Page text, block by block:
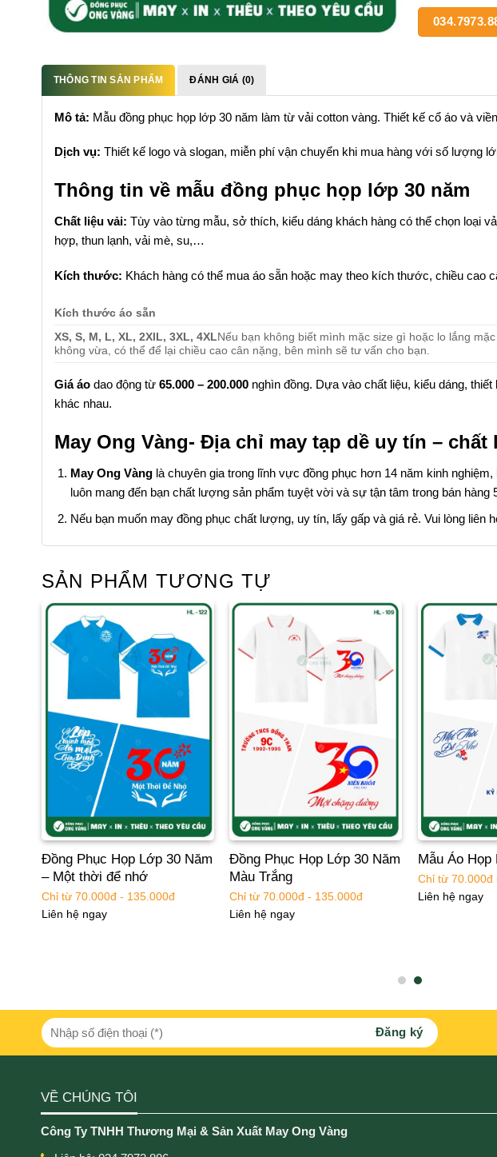
THÔNG TIN SẢN PHẨM ĐÁNH GIÁ (0)
Mô tả: Mẫu đồng phục họp lớp 30 năm làm từ vải cotton vàng. Thiết kế cổ áo và
Dịch vụ: Thiết kế logo và slogan, miễn phí vận chuyển khi mua hàng với số lượng
Thông tin về mẫu đồng phục họp lớp 30 năm
Chất liệu vải: Tùy vào từng mẫu, sở thích, kiểu dáng khách hàng có thể chọn loại
hợp, thun lạnh, vải mè, su,…
Kích thước: Khách hàng có thể mua áo sẵn hoặc may theo kích thước, chiều cao
Kích thước áo sẵn
XS, S, M, L, XL, 2XlL, 3XL, 4XL Nếu bạn không biết mình mặc size gì hoặc lo lắng mặc
không vừa, có thể để lại chiều cao cân nặng, bên mình sẽ tư vấn cho bạn.
Giá áo dao động từ 65.000 – 200.000 nghìn đồng. Dựa vào chất liệu, kiểu dáng,
khác nhau.
May Ong Vàng- Địa chỉ may tạp dề uy tín –
May Ong Vànglà chuyên gia trong lĩnh vực đồng phục hơn 14 năm kinh
luôn mang đến bạn chất lượng sản phẩm tuyệt vời và sự tận tâm trong bán hàng
Nếu bạn muốn may đồng phục chất lượng, uy tín, lấy gấp và giá rẻ. Vui lòng liên
SẢN PHẨM TƯƠNG TỰ
Mẫu Áo Họp
Chỉ từ 70.000đ
Liên hệ ngay
Đồng Phục Họp Lớp 30 Năm
Màu Trắng
Chỉ từ 70.000đ - 135.000đ
Liên hệ ngay
Đồng Phục Họp Lớp 30 Năm
– Một thời để nhớ
Chỉ từ 70.000đ - 135.000đ
Liên hệ ngay
VỀ CHÚNG TÔI
Công Ty TNHH Thương Mại & Sản Xuất May Ong Vàng